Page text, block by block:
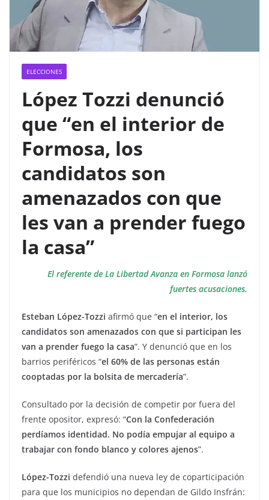
ELECCIONES
López Tozzi denunció
que “en el interior de
Formosa, los
candidatos son
amenazados con que
les van a prender fuego
la casa”
El referente de La Libertad Avanza en Formosa lanzó
fuertes acusaciones.
Esteban López-Tozzi afirmó que “en el interior, los
candidatos son amenazados con que si participan les
van a prender fuego la casa”. Y denunció que en los
barrios periféricos “el 60% de las personas están
cooptadas por la bolsita de mercadería”.
Consultado por la decisión de competir por fuera del
frente opositor, expresó: “Con la Confederación
perdíamos identidad. No podía empujar al equipo a
trabajar con fondo blanco y colores ajenos”.
López-Tozzi defendió una nueva ley de coparticipación
para que los municipios no dependan de Gildo Insfrán: